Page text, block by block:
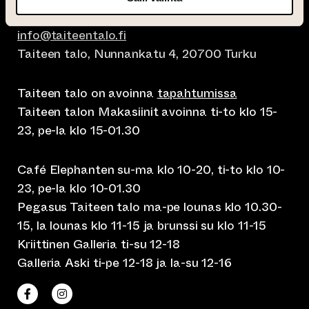
info@taiteentalo.fi
Taiteen talo, Nunnankatu 4, 20700 Turku
Taiteen talo on avoinna tapahtumissa
Taiteen talon Makasiinit avoinna ti-to klo 15-
23, pe-la klo 15-01.30
Café Elephanten su-ma klo 10-20, ti-to klo 10-
23, pe-la klo 10-01.30
Pegasus Taiteen talo ma-pe lounas klo 10.30-
15, la lounas klo 11-15 ja brunssi su klo 11-15
Kriittinen Galleria ti-su 12-18
Galleria Aski ti-pe 12-18 ja la-su 12-16
Taiteen talo Facebookissa
(siirtyy toiseen verkkopalveluun)
Taiteen talo Instagramissa
(siirtyy toiseen verkkopalveluun)